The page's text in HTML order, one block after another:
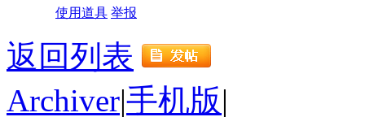
使用道具 举报
返回列表
Archiver|手机版|